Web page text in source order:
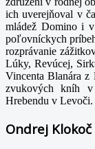
ich uverejňoval v
mládež Domino i
poľovníckych
rozprávanie
Lúky, Revúcej,
Vincenta Blanára
zvukových kníh v
Hrebendu v Levoči.
Ondrej